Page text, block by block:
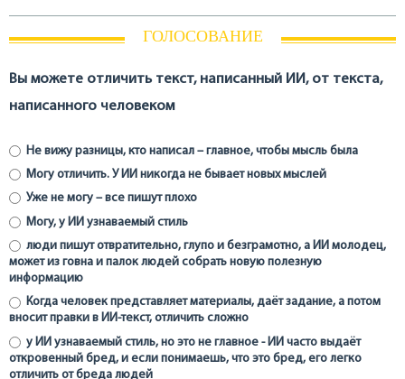
ГОЛОСОВАНИЕ
Вы можете отличить текст, написанный ИИ, от текста,
написанного человеком
Не вижу разницы, кто написал – главное, чтобы мысль была
Могу отличить. У ИИ никогда не бывает новых мыслей
Уже не могу – все пишут плохо
Могу, у ИИ узнаваемый стиль
люди пишут отвратительно, глупо и безграмотно, а ИИ молодец,
может из говна и палок людей собрать новую полезную
информацию
Когда человек представляет материалы, даёт задание, а потом
вносит правки в ИИ-текст, отличить сложно
у ИИ узнаваемый стиль, но это не главное - ИИ часто выдаёт
откровенный бред, и если понимаешь, что это бред, его легко
отличить от бреда людей